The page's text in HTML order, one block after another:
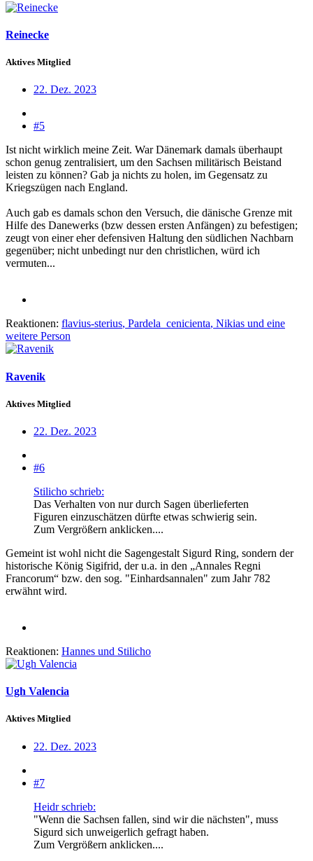
Reinecke
Aktives Mitglied
22. Dez. 2023
#5
Ist nicht wirklich meine Zeit. War Dänemark damals überhaupt
schon genug zentralisiert, um den Sachsen militärisch Beistand
leisten zu können? Gab ja nichts zu holen, im Gegensatz zu
Kriegszügen nach England.
Auch gab es damals schon den Versuch, die dänische Grenze mit
Hilfe des Danewerks (bzw dessen ersten Anfängen) zu befestigen;
zeugt von einer eher defensiven Haltung den südlichen Nachbarn
gegenüber; nicht unbedingt nur den christlichen, würd ich
vermuten...
Reaktionen: flavius-sterius, Pardela_cenicienta, Nikias und eine
weitere Person
Ravenik
Aktives Mitglied
22. Dez. 2023
#6
Stilicho schrieb:
Das Verhalten von nur durch Sagen überlieferten
Figuren einzuschätzen dürfte etwas schwierig sein.
Zum Vergrößern anklicken....
Gemeint ist wohl nicht die Sagengestalt Sigurd Ring, sondern der
historische König Sigifrid, der u.a. in den „Annales Regni
Francorum“ bzw. den sog. "Einhardsannalen" zum Jahr 782
erwähnt wird.
Reaktionen: Hannes und Stilicho
Ugh Valencia
Aktives Mitglied
22. Dez. 2023
#7
Heidr schrieb:
"Wenn die Sachsen fallen, sind wir die nächsten", muss
Sigurd sich unweigerlich gefragt haben.
Zum Vergrößern anklicken....